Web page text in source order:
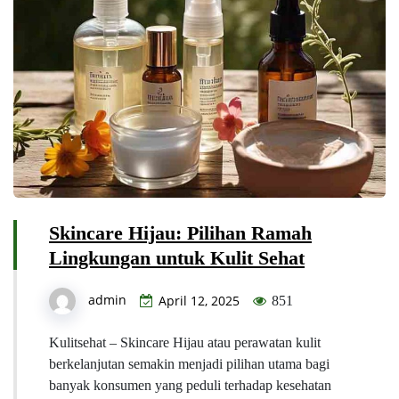
Skincare Hijau: Pilihan Ramah
Lingkungan untuk Kulit Sehat
admin April 12, 2025 851
Kulitsehat – Skincare Hijau atau perawatan kulit
berkelanjutan semakin menjadi pilihan utama bagi
banyak konsumen yang peduli terhadap kesehatan